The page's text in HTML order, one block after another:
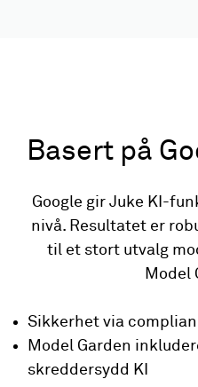
Basert på
Google gir Juke KI-
nivå. Resultatet er
til et stort utvalg
Model
Sikkerhet via
Model Garden
skreddersydd KI